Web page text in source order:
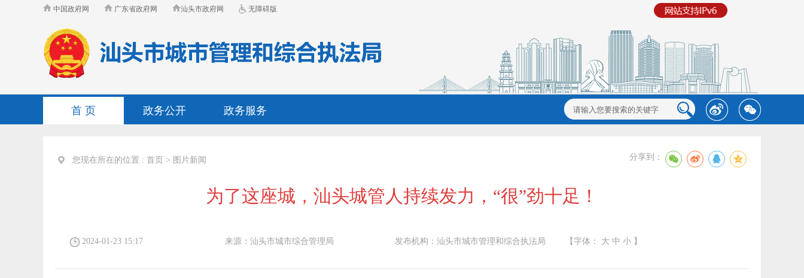
中国政府网 广东省政府网 汕头市政府网 无障碍版
首 页 政务公开 政务服务
您现在所在的位置 : 首页 > 图片新闻 分享到：
为了这座城，汕头城管人持续发力，“很”劲十足！
2024-01-23 15:17 来源：汕头市城市综合管理局 发布机构：汕头市城市管理和综合执法局 【字体： 大 中 小 】